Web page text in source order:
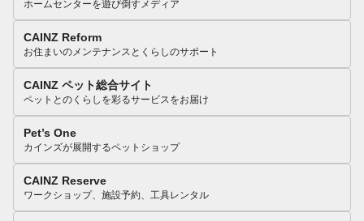
ホームセンターを遊び倒すメディア
CAINZ Reform
お住まいのメンテナンスとくらしのサポート
CAINZ ペット総合サイト
ペットとのくらしを彩るサービスをお届け
Pet’s One
カインズが展開するペットショップ
CAINZ Reserve
ワークショップ、施設予約、工具レンタル